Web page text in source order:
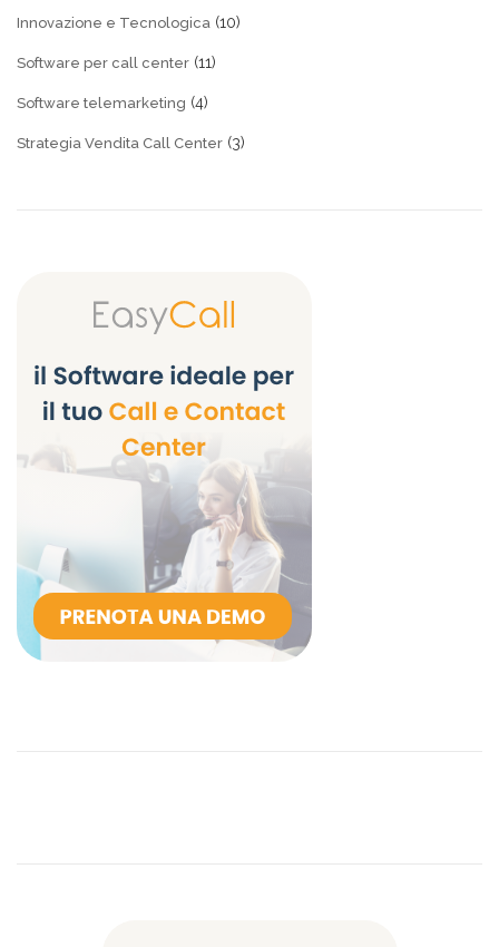
Innovazione e Tecnologica (10)
Software per call center (11)
Software telemarketing (4)
Strategia Vendita Call Center (3)